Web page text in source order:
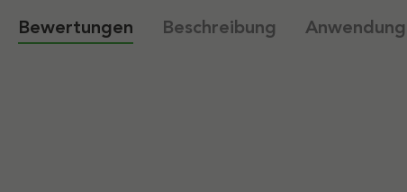
Bewertungen Beschreibung Anwendung